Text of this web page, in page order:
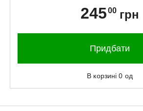
24500 грн
Придбати
В корзині0 од